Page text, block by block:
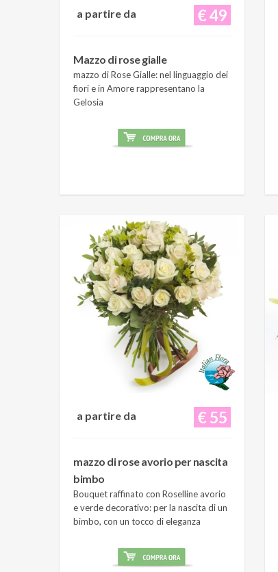
€ 49
a partire da
Mazzo di rose gialle
mazzo di Rose Gialle: nel linguaggio dei
fiori e in Amore rappresentano la
Gelosia
€ 55
a partire da
mazzo di rose avorio per nascita
bimbo
Bouquet raffinato con Roselline avorio
e verde decorativo: per la nascita di un
bimbo, con un tocco di eleganza